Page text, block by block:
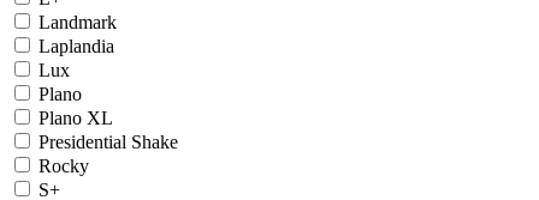
Landmark
Laplandia
Lux
Plano
Plano XL
Presidential Shake
Rocky
S+